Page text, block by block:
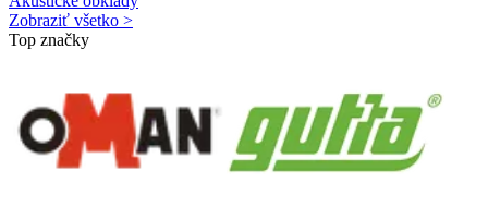
Zobraziť všetko >
Top značky